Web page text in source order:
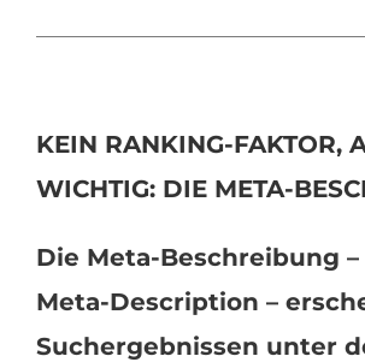
KEIN RANKING-FAKTOR,
WICHTIG: DIE META-
Die Meta-Beschreibung
Meta-Description –
Suchergebnissen unter